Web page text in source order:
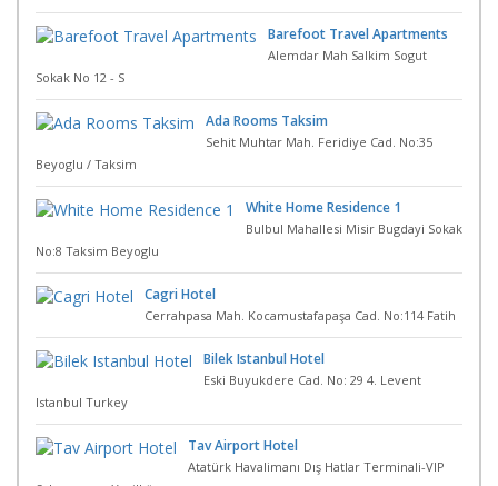
Barefoot Travel Apartments
Alemdar Mah Salkim Sogut
Sokak No 12 - S
Ada Rooms Taksim
Sehit Muhtar Mah. Feridiye Cad. No:35
Beyoglu / Taksim
White Home Residence 1
Bulbul Mahallesi Misir Bugdayi Sokak
No:8 Taksim Beyoglu
Cagri Hotel
Cerrahpasa Mah. Kocamustafapaşa Cad. No:114 Fatih
Bilek Istanbul Hotel
Eski Buyukdere Cad. No: 29 4. Levent
Istanbul Turkey
Tav Airport Hotel
Atatürk Havalimanı Dış Hatlar Terminali-VIP